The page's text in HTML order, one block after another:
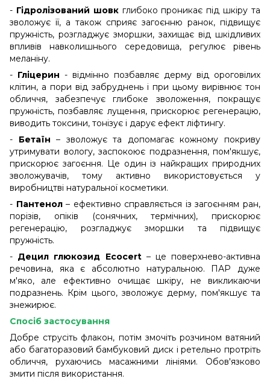
- Гідролізований шовкглибоко проникає під шкіру та
зволожує її, а також сприяє загоєнню ранок, підвищує
пружність, розгладжує зморшки, захищає від шкідливих
впливів навколишнього середовища, регулює рівень
меланіну.
- Гліцерин - відмінно позбавляє дерму від ороговілих
клітин, а пори від забруднень і при цьому вирівнює тон
обличчя, забезпечує глибоке зволоження, покращує
пружність, позбавляє лущення, прискорює регенерацію,
виводить токсини, тонізує і дарує ефект ліфтингу.
- Бетаїн – зволожує та допомагає кожному покриву
утримувати вологу, заспокоює подразнення, пом'якшує,
прискорює загоєння. Це один із найкращих природних
зволожувачів, тому активно використовується у
виробництві натуральної косметики.
- Пантенол– ефективно справляється із загоєнням ран,
порізів, опіків (сонячних, термічних), прискорює
регенерацію, розгладжує зморшки та підвищує
пружність.
- Децил глюкозид Ecocert– це поверхнево-активна
речовина, яка є абсолютно натуральною. ПАР дуже
м'яко, але ефективно очищає шкіру, не викликаючи
подразнень. Крім цього, зволожує дерму, пом'якшує та
знежирює.
Спосіб застосування
Добре струсіть флакон, потім змочіть розчином ватяний
або багаторазовий бамбуковий диск і ретельно протріть
обличчя, рухаючись масажними лініями. Обов'язково
змити після використання.